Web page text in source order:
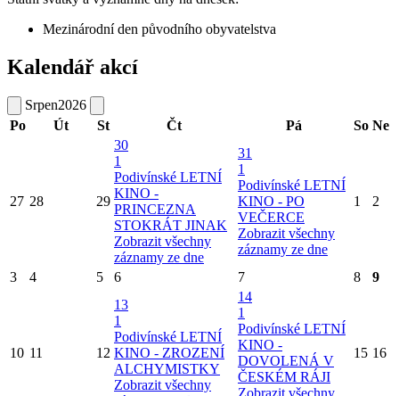
Mezinárodní den původního obyvatelstva
Kalendář akcí
Srpen2026
Po
Út St Čt Pá So Ne
27 28 29
30
1
Podivínské LETNÍ
KINO -
PRINCEZNA
STOKRÁT JINAK
Zobrazit všechny
záznamy ze dne
31
1
Podivínské LETNÍ
KINO - PO
VEČERCE
Zobrazit všechny
záznamy ze dne
1 2
3 4 5 6 7 8 9
10 11 12
13
1
Podivínské LETNÍ
KINO - ZROZENÍ
ALCHYMISTKY
Zobrazit všechny
14
1
Podivínské LETNÍ
KINO -
DOVOLENÁ V
ČESKÉM RÁJI
15 16